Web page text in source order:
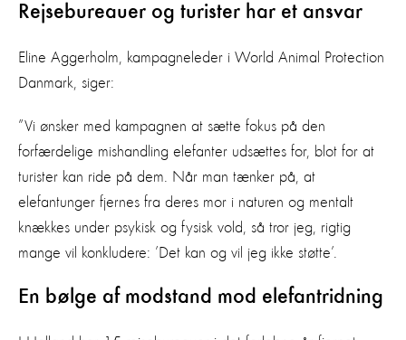
Rejsebureauer og turister har et ansvar
Eline Aggerholm, kampagneleder i World Animal Protection
Danmark, siger:
”Vi ønsker med kampagnen at sætte fokus på den
forfærdelige mishandling elefanter udsættes for, blot for at
turister kan ride på dem. Når man tænker på, at
elefantunger fjernes fra deres mor i naturen og mentalt
knækkes under psykisk og fysisk vold, så tror jeg, rigtig
mange vil konkludere: ’Det kan og vil jeg ikke støtte’.
En bølge af modstand mod elefantridning